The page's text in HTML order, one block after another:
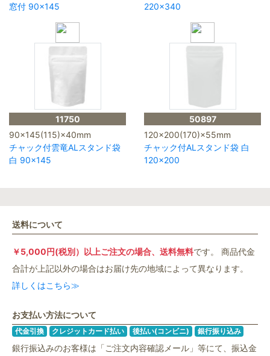
窓付 90×145
220×340
11750
90×145(115)×40mm
チャック付雲竜ALスタンド袋
白 90×145
50897
120×200(170)×55mm
チャック付ALスタンド袋 白
120×200
送料について
￥5,000円(税別）以上ご注文の場合、送料無料です。 商品代金
合計が上記以外の場合はお届け先の地域によって異なります。
詳しくはこちら≫
お支払い方法について
代金引換 クレジットカード払い 後払い(コンビニ) 銀行振り込み
銀行振込みのお客様は「ご注文内容確認メール」等にて、振込金